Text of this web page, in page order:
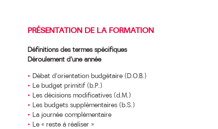
PRÉSENTATION DE LA FORMATION
Définitions des termes spécifiques
Déroulement d’une année
Débat d’orientation budgétaire (D.O.B.)
Le budget primitif (b.P.)
Les décisions modificatives (d.M.)
Les budgets supplémentaires (b.S.)
La journée complémentaire
Le « reste à réaliser »